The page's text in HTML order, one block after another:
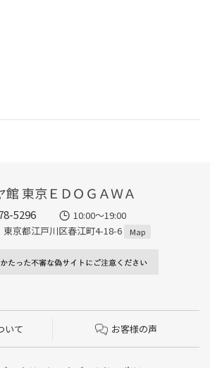
館 東京ＥＤＯＧＡＷＡ
5296
10:00～19:00
京都江戸川区春江町4-18-6
Map
いて お客様の声